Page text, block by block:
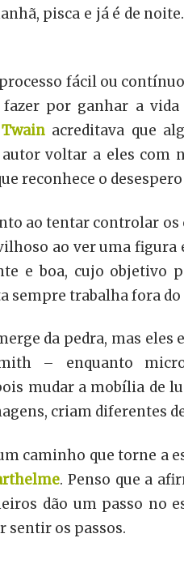
pisca e já é de
fácil ou
por ganhar a
Twainacreditava que
voltar a eles com
reconhece o
ao tentar controlar
ao ver uma
e boa, cujo objetivo
sempre trabalha fora
da pedra, mas
– enquanto
mudar a mobília de
criam diferentes
caminho que torne a
. Penso que a
dão um passo no
sentir os passos.